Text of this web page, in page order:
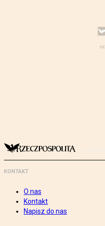
KONTAKT
O nas
Kontakt
Napisz do nas